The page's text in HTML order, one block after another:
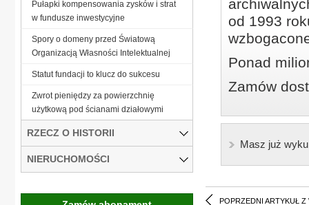
od 1993
Ponad
Zamów
Masz już
POPRZEDNI ARTYKUŁ Z
Pułapki kompensowania zysków i strat
w fundusze inwestycyjne
Spory o domeny przed Światową
Organizacją Własności Intelektualnej
Statut fundacji to klucz do sukcesu
Zwrot pieniędzy za powierzchnię
użytkową pod ścianami działowymi
RZECZ O HISTORII
NIERUCHOMOŚCI